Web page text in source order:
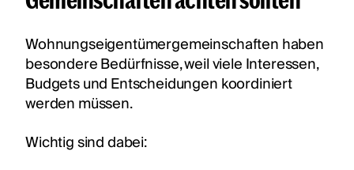
Wohnungseigentümergemeinschaften haben
besondere Bedürfnisse, weil viele Interessen,
Budgets und Entscheidungen koordiniert
werden müssen.
Wichtig sind dabei: